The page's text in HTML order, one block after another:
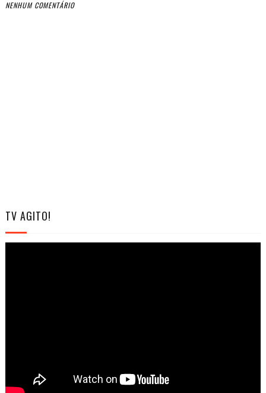
NENHUM COMENTÁRIO
TV AGITO!